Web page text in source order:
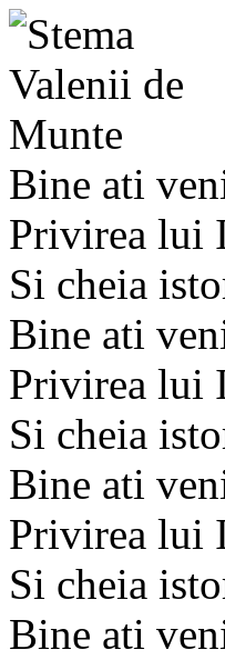
Bine ati
Privirea lui
Si cheia
Bine ati
Privirea lui
Si cheia
Bine ati
Privirea lui
Si cheia
Bine ati